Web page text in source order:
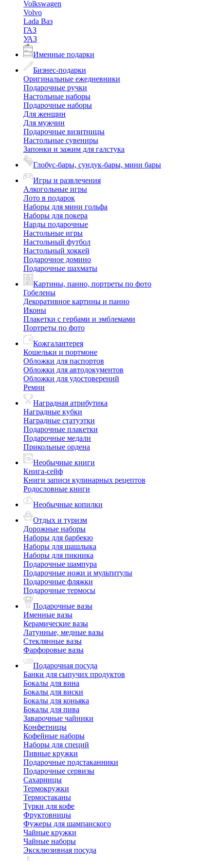
Volkswagen
Volvo
Lada Ваз
ГАЗ
УАЗ
Именные подарки
Бизнес-подарки
Оригинальные ежедневники
Подарочные ручки
Настольные наборы
Подарочные наборы
Для женщин
Для мужчин
Подарочные визитницы
Настольные сувениры
Запонки и зажим для галстука
Глобус-бары, сундук-бары, мини бары
Игры и развлечения
Алкогольные игры
Лото в подарок
Наборы для мини гольфа
Наборы для покера
Нарды подарочные
Настольные игры
Настольный футбол
Настольный хоккей
Подарочное домино
Подарочные шахматы
Картины, панно, портреты по фото
Гобелены
Декоративное картины и панно
Иконы
Плакетки с гербами и эмблемами
Портреты по фото
Кожгалантерея
Кошельки и портмоне
Обложки для паспортов
Обложки для автодокументов
Обложки для удостоверений
Ремни
Наградная атрибутика
Наградные кубки
Наградные статуэтки
Подарочные плакетки
Подарочные медали
Прикольные ордена
Необычные книги
Книга-сейф
Книги записи кулинарных рецептов
Родословные книги
Необычные копилки
Отдых и туризм
Дорожные наборы
Наборы для барбекю
Наборы для шашлыка
Наборы для пикника
Подарочные шампура
Подарочные ножи и мультитулы
Подарочные фляжки
Подарочные термосы
Подарочные вазы
Именные вазы
Керамические вазы
Латунные, медные вазы
Стеклянные вазы
Фарфоровые вазы
Подарочная посуда
Банки для сыпучих продуктов
Бокалы для вина
Бокалы для виски
Бокалы для коньяка
Бокалы для пива
Заварочные чайники
Конфетницы
Кофейные наборы
Наборы для специй
Пивные кружки
Подарочные подстаканники
Подарочные сервизы
Сахарницы
Термокружки
Термостаканы
Турки для кофе
Фруктовницы
Фужеры для шампанского
Чайные кружки
Чайные наборы
Эксклюзивная посуда